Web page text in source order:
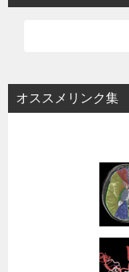
オススメリンク集